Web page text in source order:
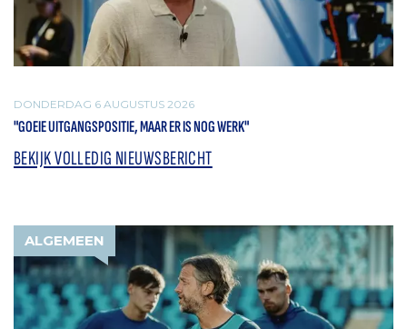
DONDERDAG 6 AUGUSTUS 2026
"GOEIE UITGANGSPOSITIE, MAAR ER IS NOG WERK"
BEKIJK VOLLEDIG NIEUWSBERICHT
ALGEMEEN